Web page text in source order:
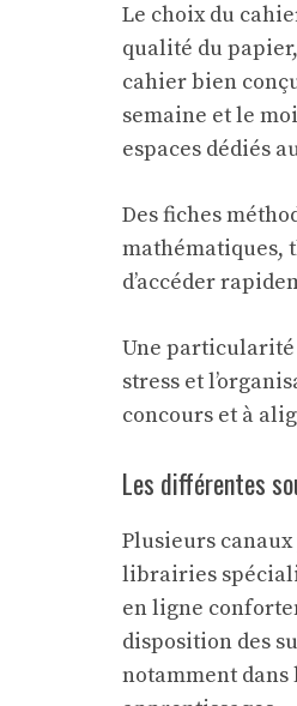
Le choix du
qualité du
cahier bien
semaine et le
espaces dédiés
Des fiches
mathématiques,
d’accéder
Une particularité
stress et
concours et à
Les différentes
Plusieurs
librairies
en ligne
disposition des
notamment